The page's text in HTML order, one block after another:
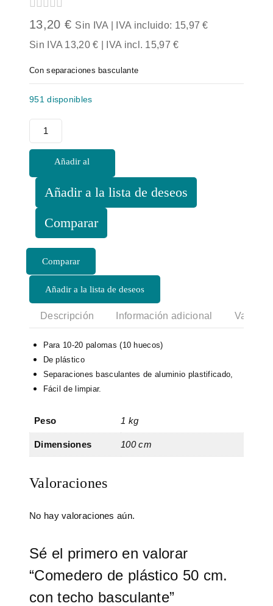
0
out
of
5
13,20 € Sin IVA | IVA incluido: 15,97€
Sin IVA 13,20€ | IVA incl. 15,97€
Con separaciones basculante
951 disponibles
Comedero
de
plástico
techo
basculante
Añadir al
carrito
Añadir a la lista de deseos
Comparar
Añadir a la lista de deseos
Descripción Información adicional
Para 10-20 palomas (10 huecos)
De plástico
Separaciones basculantes de aluminio plastificado,
Fácil de limpiar.
Peso 1 kg
Dimensiones 100 cm
Valoraciones
No hay valoraciones aún.
Sé el primero en valorar
“Comedero de plástico 50 cm.
con techo basculante”